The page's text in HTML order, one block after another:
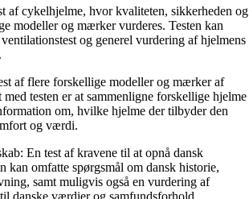
af cykelhjelme, hvor kvaliteten, sikkerheden og
modeller og mærker vurderes. Testen kan
og generel vurdering af hjelmens
af flere forskellige modeller og mærker af
testen er at sammenligne forskellige hjelme
om, hvilke hjelme der tilbyder den
og værdi.
En test af kravene til at opnå dansk
kan omfatte spørgsmål om dansk historie,
samt muligvis også en vurdering af
danske værdier og samfundsforhold.